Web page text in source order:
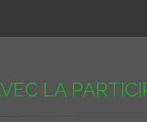
LA